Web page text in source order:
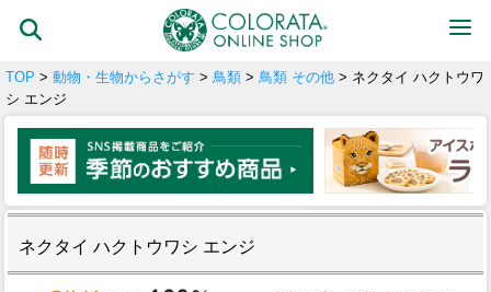
TOP > 動物・生物からさがす > 鳥類 > 鳥類 その他 > ネクタイ ハクトウワ
シ エンジ
ネクタイ ハクトウワシ エンジ